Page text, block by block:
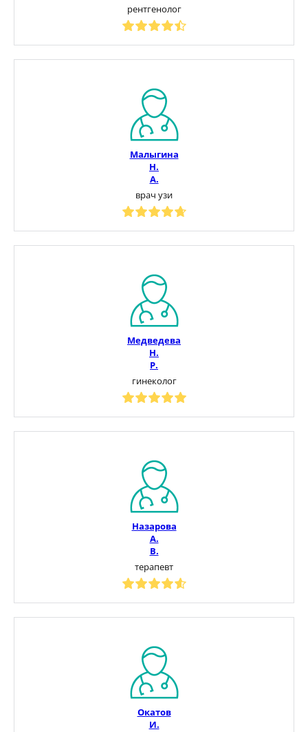
рентгенолог
Малыгина
Н.
А.
врач узи
Медведева
Н.
Р.
гинеколог
Назарова
А.
В.
терапевт
Окатов
И.